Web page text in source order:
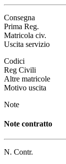
Consegna
Prima Reg.
Matricola civ.
Uscita servizio
Codici
Reg Civili
Altre matricole
Motivo uscita
Note
Note contratto
N. Contr.